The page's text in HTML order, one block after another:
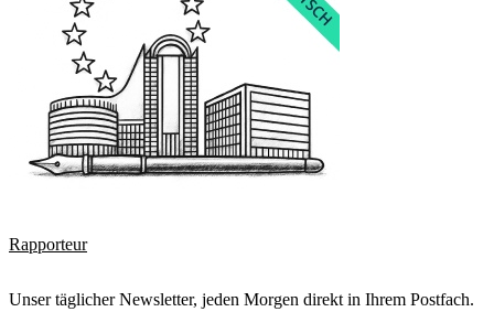
Rapporteur
Unser täglicher Newsletter, jeden Morgen direkt in Ihrem Postfach.